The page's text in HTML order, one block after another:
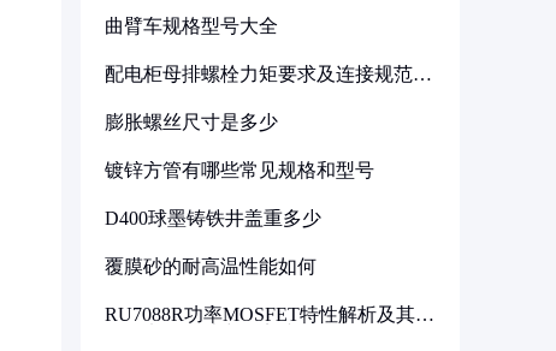
曲臂车规格型号大全
配电柜母排螺栓力矩要求及连接规范详
膨胀螺丝尺寸是多少
镀锌方管有哪些常见规格和型号
D400球墨铸铁井盖重多少
覆膜砂的耐高温性能如何
RU7088R功率MOSFET特性解析及其在